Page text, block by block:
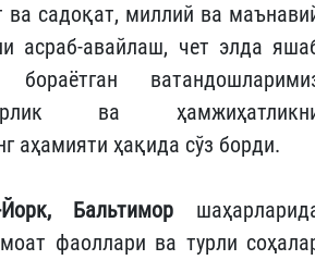
ва садоқат, миллий ва
асраб-авайлаш, чет элда
ва
аҳамияти ҳақида сўз борди.
Бальтимор
фаоллари ва турли